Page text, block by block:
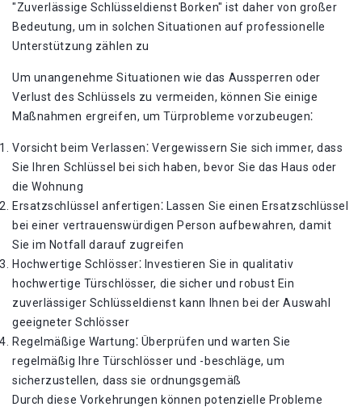
"Zuverlässige Schlüsseldienst Borken" ist daher von großer
Bedeutung, um in solchen Situationen auf professionelle
Unterstützung zählen zu
Um unangenehme Situationen wie das Aussperren oder
Verlust des Schlüssels zu vermeiden, können Sie einige
Maßnahmen ergreifen, um Türprobleme vorzubeugen⁚
Vorsicht beim Verlassen⁚ Vergewissern Sie sich immer, dass
Sie Ihren Schlüssel bei sich haben, bevor Sie das Haus oder
die Wohnung
Ersatzschlüssel anfertigen⁚ Lassen Sie einen Ersatzschlüssel
bei einer vertrauenswürdigen Person aufbewahren, damit
Sie im Notfall darauf zugreifen
Hochwertige Schlösser⁚ Investieren Sie in qualitativ
hochwertige Türschlösser, die sicher und robust Ein
zuverlässiger Schlüsseldienst kann Ihnen bei der Auswahl
geeigneter Schlösser
Regelmäßige Wartung⁚ Überprüfen und warten Sie
regelmäßig Ihre Türschlösser und -beschläge, um
sicherzustellen, dass sie ordnungsgemäß
Durch diese Vorkehrungen können potenzielle Probleme